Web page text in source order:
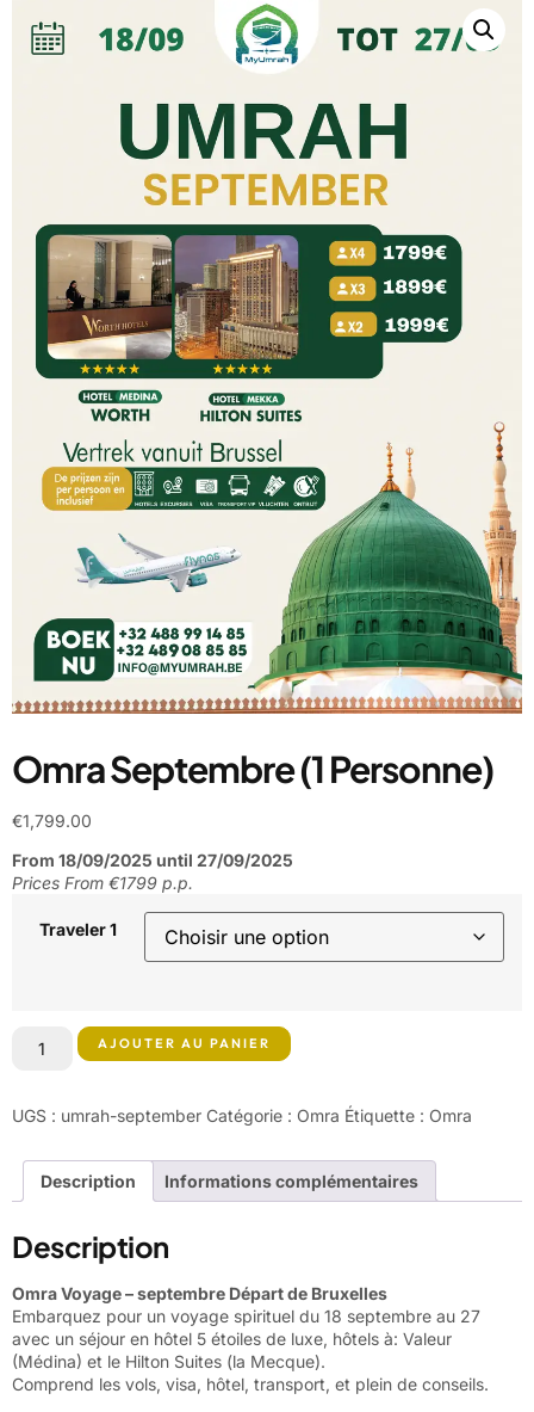
Omra Septembre (1 Personne)
€1,799.00
From 18/09/2025 until 27/09/2025
Prices From €1799 p.p.
Traveler 1
AJOUTER AU PANIER
UGS : umrah-september Catégorie : Omra Étiquette : Omra
Description Informations complémentaires
Description
Omra Voyage – septembre Départ de Bruxelles
Embarquez pour un voyage spirituel du 18 septembre au 27
avec un séjour en hôtel 5 étoiles de luxe, hôtels à: Valeur
(Médina) et le Hilton Suites (la Mecque).
Comprend les vols, visa, hôtel, transport, et plein de conseils.